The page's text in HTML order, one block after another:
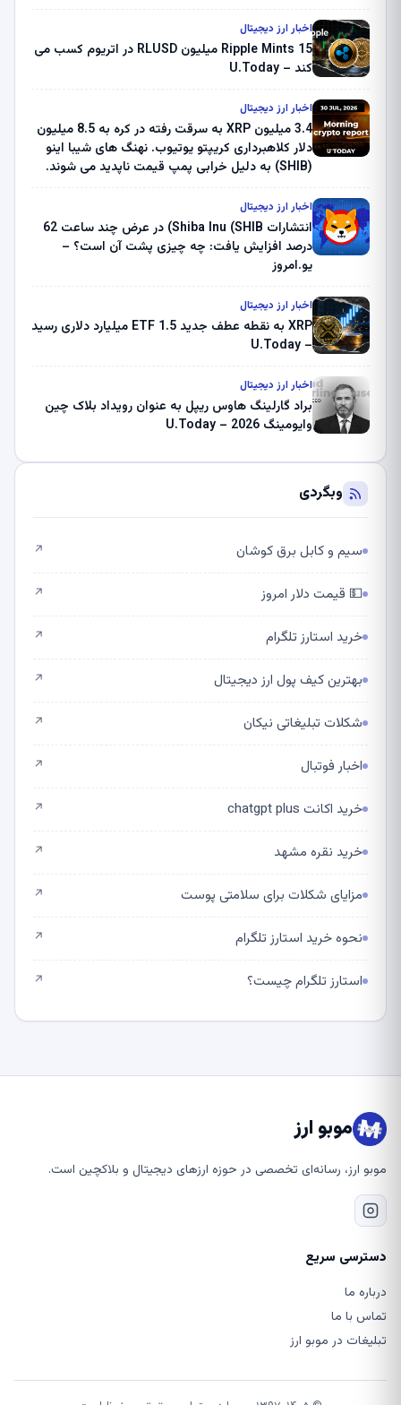
اخبار ارز دیجیتال
Ripple Mints 15 میلیون RLUSD در اتریوم کسب می
کند – U.Today
اخبار ارز دیجیتال
3.4 میلیون XRP به سرقت رفته در کره به 8.5 میلیون
دلار کلاهبرداری کریپتو یوتیوب. نهنگ های شیبا اینو
(SHIB) به دلیل خرابی پمپ قیمت ناپدید می شوند.
ثبت کرد – گزارش کریپتو صبح – U.Today
اخبار ارز دیجیتال
انتشارات Shiba Inu (SHIB) در عرض چند ساعت 62
درصد افزایش یافت: چه چیزی پشت آن است؟ –
یو.امروز
اخبار ارز دیجیتال
XRP به نقطه عطف جدید ETF 1.5 میلیارد دلاری رسید
– U.Today
اخبار ارز دیجیتال
براد گارلینگ هاوس ریپل به عنوان رویداد بلاک چین
وایومینگ 2026 – U.Today
وبگردی
سیم و کابل برق کوشان ↗
💵 قیمت دلار امروز ↗
خرید استارز تلگرام ↗
بهترین کیف پول ارز دیجیتال ↗
شکلات تبلیغاتی نیکان ↗
اخبار فوتبال ↗
خرید اکانت chatgpt plus ↗
خرید نقره مشهد ↗
مزایای شکلات برای سلامتی پوست ↗
نحوه خرید استارز تلگرام ↗
استارز تلگرام چیست؟ ↗
موبو ارز
موبو ارز، رسانه‌ای تخصصی در حوزه ارزهای دیجیتال و بلاکچین است.
دسترسی سریع
درباره ما
تماس با ما
تبلیغات در موبو ارز